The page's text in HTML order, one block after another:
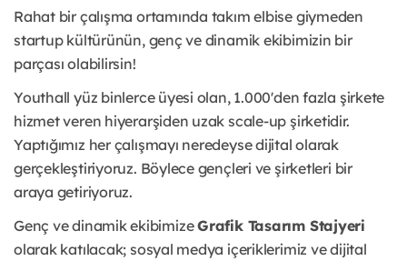
Rahat bir çalışma ortamında takım elbise giymeden
startup kültürünün, genç ve dinamik ekibimizin bir
parçası olabilirsin!
Youthall yüz binlerce üyesi olan, 1.000'den fazla şirkete
hizmet veren hiyerarşiden uzak scale-up şirketidir.
Yaptığımız her çalışmayı neredeyse dijital olarak
gerçekleştiriyoruz. Böylece gençleri ve şirketleri bir
araya getiriyoruz.
Genç ve dinamik ekibimizeGrafik Tasarım Stajyeri
olarak katılacak; sosyal medya içeriklerimiz ve dijital